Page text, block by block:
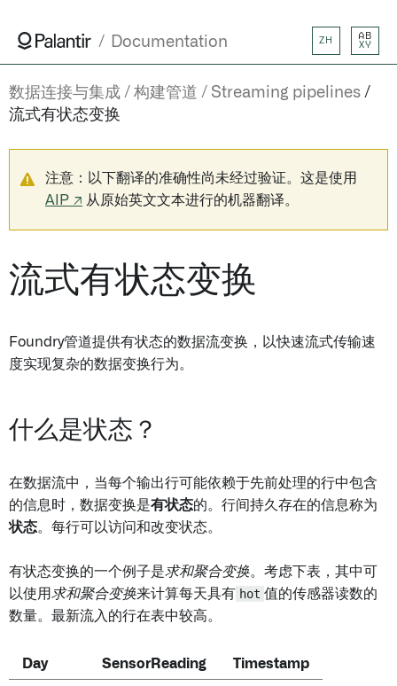
Documentation ZH
AB
XY
数据连接与集成 构建管道
Streaming pipelines
流式有状态变换
注意：以下翻译的准确性尚未经过验证。这是使用
AIP ↗ 从原始英文文本进行的机器翻译。
流式有状态变换
Foundry管道提供有状态的数据流变换，以快速流式传输速
度实现复杂的数据变换行为。
什么是状态？
在数据流中，当每个输出行可能依赖于先前处理的行中包含
的信息时，数据变换是有状态的。行间持久存在的信息称为
状态。每行可以访问和改变状态。
有状态变换的一个例子是求和聚合变换。考虑下表，其中可
以使用求和聚合变换来计算每天具有 hot 值的传感器读数的
数量。最新流入的行在表中较高。
Day SensorReading Timestamp